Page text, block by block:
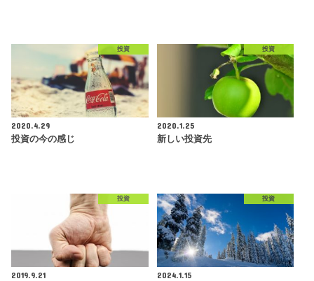
投資
2020.4.29
投資の今の感じ
投資
2020.1.25
新しい投資先
投資
2019.9.21
投資
2024.1.15